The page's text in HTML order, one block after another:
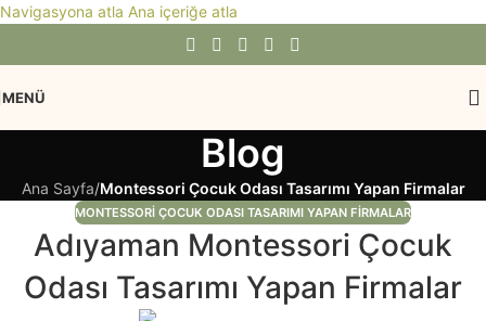
Navigasyona atla Ana içeriğe atla
MENÜ
Blog
Ana Sayfa/Montessori Çocuk Odası Tasarımı Yapan Firmalar
MONTESSORI ÇOCUK ODASI TASARIMI YAPAN FIRMALAR
Adıyaman Montessori Çocuk
Odası Tasarımı Yapan Firmalar